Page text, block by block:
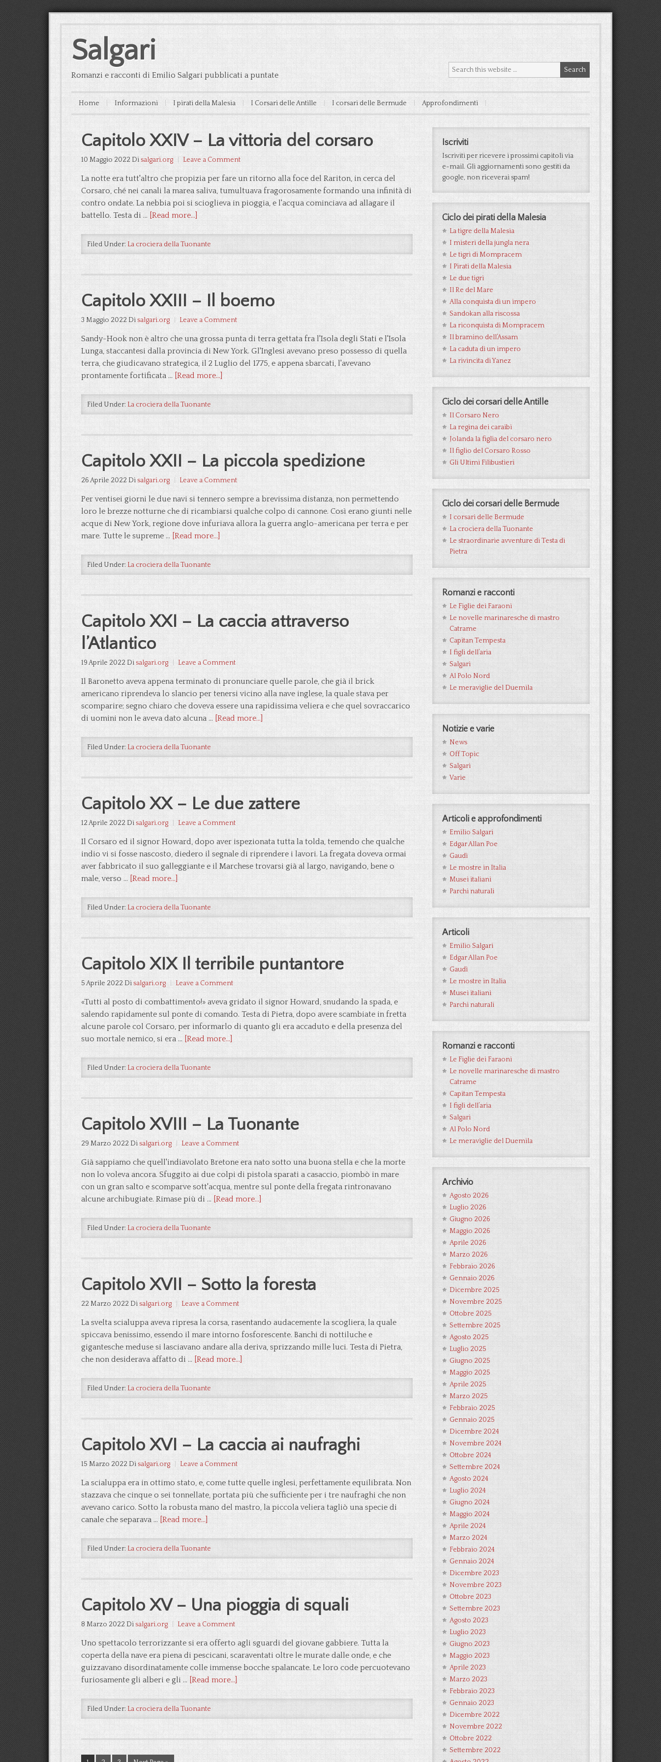
Salgari
Romanzi e racconti di Emilio Salgari pubblicati a puntate
Home Informazioni I pirati della Malesia I Corsari delle Antille I corsari delle Bermude Approfondimenti
Capitolo XXIV – La vittoria del corsaro
10 Maggio 2022 Di salgari.org Leave a Comment
La notte era tutt'altro che propizia per fare un ritorno alla foce del Rariton, in cerca del
Corsaro, ché nei canali la marea saliva, tumultuava fragorosamente formando una infinità di
contro ondate. La nebbia poi si scioglieva in pioggia, e l'acqua cominciava ad allagare il
battello. Testa di … [Read more...]
Filed Under: La crociera della Tuonante
Capitolo XXIII – Il boemo
3 Maggio 2022 Di salgari.org Leave a Comment
Sandy-Hook non è altro che una grossa punta di terra gettata fra l'Isola degli Stati e l'Isola
Lunga, staccantesi dalla provincia di New York. Gl'Inglesi avevano preso possesso di quella
terra, che giudicavano strategica, il 2 Luglio del 1775, e appena sbarcati, l'avevano
prontamente fortificata … [Read more...]
Filed Under: La crociera della Tuonante
Capitolo XXII – La piccola spedizione
26 Aprile 2022 Di salgari.org Leave a Comment
Per ventisei giorni le due navi si tennero sempre a brevissima distanza, non permettendo
loro le brezze notturne che di ricambiarsi qualche colpo di cannone. Così erano giunti nelle
acque di New York, regione dove infuriava allora la guerra anglo-americana per terra e per
mare. Tutte le supreme … [Read more...]
Filed Under:La crociera della Tuonante
Capitolo XXI – La caccia attraverso
l’Atlantico
19 Aprile 2022 Di salgari.org Leave a Comment
Il Baronetto aveva appena terminato di pronunciare quelle parole, che già il brick
americano riprendeva lo slancio per tenersi vicino alla nave inglese, la quale stava per
scomparire; segno chiaro che doveva essere una rapidissima veliera e che quel sovraccarico
di uomini non le aveva dato alcuna … [Read more...]
Filed Under:La crociera della Tuonante
Capitolo XX – Le due zattere
12 Aprile 2022 Di salgari.org Leave a Comment
Il Corsaro ed il signor Howard, dopo aver ispezionata tutta la tolda, temendo che qualche
indio vi si fosse nascosto, diedero il segnale di riprendere i lavori. La fregata doveva ormai
aver fabbricato il suo galleggiante e il Marchese trovarsi già al largo, navigando, bene o
male, verso … [Read more...]
Filed Under: La crociera della Tuonante
Capitolo XIX Il terribile puntantore
5 Aprile 2022 Di salgari.org Leave a Comment
«Tutti al posto di combattimento!» aveva gridato il signor Howard, snudando la spada, e
salendo rapidamente sul ponte di comando. Testa di Pietra, dopo avere scambiate in fretta
alcune parole col Corsaro, per informarlo di quanto gli era accaduto e della presenza del
suo mortale nemico, si era … [Read more...]
Filed Under: La crociera della Tuonante
Capitolo XVIII – La Tuonante
29 Marzo 2022Di salgari.org Leave a Comment
Già sappiamo che quell'indiavolato Bretone era nato sotto una buona stella e che la morte
non lo voleva ancora. Sfuggito ai due colpi di pistola sparati a casaccio, piombò in mare
con un gran salto e scomparve sott'acqua, mentre sul ponte della fregata rintronavano
alcune archibugiate. Rimase più di … [Read more...]
Filed Under:La crociera della Tuonante
Capitolo XVII – Sotto la foresta
22 Marzo 2022 Di salgari.org Leave a Comment
La svelta scialuppa aveva ripresa la corsa, rasentando audacemente la scogliera, la quale
spiccava benissimo, essendo il mare intorno fosforescente. Banchi di nottiluche e
gigantesche meduse si lasciavano andare alla deriva, sprizzando mille luci. Testa di Pietra,
che non desiderava affatto di … [Read more...]
Filed Under:La crociera della Tuonante
Capitolo XVI – La caccia ai naufraghi
15 Marzo 2022 Di salgari.org Leave a Comment
La scialuppa era in ottimo stato, e, come tutte quelle inglesi, perfettamente equilibrata. Non
stazzava che cinque o sei tonnellate, portata più che sufficiente per i tre naufraghi che non
avevano carico. Sotto la robusta mano del mastro, la piccola veliera tagliò una specie di
canale che separava … [Read more...]
Filed Under: La crociera della Tuonante
Capitolo XV – Una pioggia di squali
8 Marzo 2022 Di salgari.org Leave a Comment
Uno spettacolo terrorizzante si era offerto agli sguardi del giovane gabbiere. Tutta la
coperta della nave era piena di pescicani, scaraventati oltre le murate dalle onde, e che
guizzavano disordinatamente colle immense bocche spalancate. Le loro code percuotevano
furiosamente gli alberi e gli … [Read more...]
Filed Under:La crociera della Tuonante
Iscriviti
Iscriviti per ricevere i prossimi capitoli via
e-mail. Gli aggiornamenti sono gestiti da
google, non riceverai spam!
Ciclo dei pirati della Malesia
La tigre della Malesia
I misteri della jungla nera
Le tigri di Mompracem
I Pirati della Malesia
Le due tigri
Il Re del Mare
Alla conquista di un impero
Sandokan alla riscossa
La riconquista di Mompracem
Il bramino dell’Assam
La caduta di un impero
La rivincita di Yanez
Ciclo dei corsari delle Antille
Il Corsaro Nero
La regina dei caraibi
Jolanda la figlia del corsaro nero
Il figlio del Corsaro Rosso
Gli Ultimi Filibustieri
Ciclo dei corsari delle Bermude
I corsari delle Bermude
La crociera della Tuonante
Le straordinarie avventure di Testa di
Pietra
Romanzi e racconti
Le Figlie dei Faraoni
Le novelle marinaresche di mastro
Catrame
Capitan Tempesta
I figli dell’aria
Salgari
Al Polo Nord
Le meraviglie del Duemila
Notizie e varie
News
Off Topic
Salgari
Varie
Articoli e approfondimenti
Emilio Salgari
Edgar Allan Poe
Gaudì
Le mostre in Italia
Musei italiani
Parchi naturali
Articoli
Emilio Salgari
Edgar Allan Poe
Gaudì
Le mostre in Italia
Musei italiani
Parchi naturali
Romanzi e racconti
Le Figlie dei Faraoni
Le novelle marinaresche di mastro
Catrame
Capitan Tempesta
I figli dell’aria
Salgari
Al Polo Nord
Le meraviglie del Duemila
Archivio
Agosto 2026
Luglio 2026
Giugno 2026
Maggio 2026
Aprile 2026
Marzo 2026
Febbraio 2026
Gennaio 2026
Dicembre 2025
Novembre 2025
Ottobre 2025
Settembre 2025
Agosto 2025
Luglio 2025
Giugno 2025
Maggio 2025
Aprile 2025
Marzo 2025
Febbraio 2025
Gennaio 2025
Dicembre 2024
Novembre 2024
Ottobre 2024
Settembre 2024
Agosto 2024
Luglio 2024
Giugno 2024
Maggio 2024
Aprile 2024
Marzo 2024
Febbraio 2024
Gennaio 2024
Dicembre 2023
Novembre 2023
Ottobre 2023
Settembre 2023
Agosto 2023
Luglio 2023
Giugno 2023
Maggio 2023
Aprile 2023
Marzo 2023
Febbraio 2023
Gennaio 2023
Dicembre 2022
Novembre 2022
Ottobre 2022
Settembre 2022